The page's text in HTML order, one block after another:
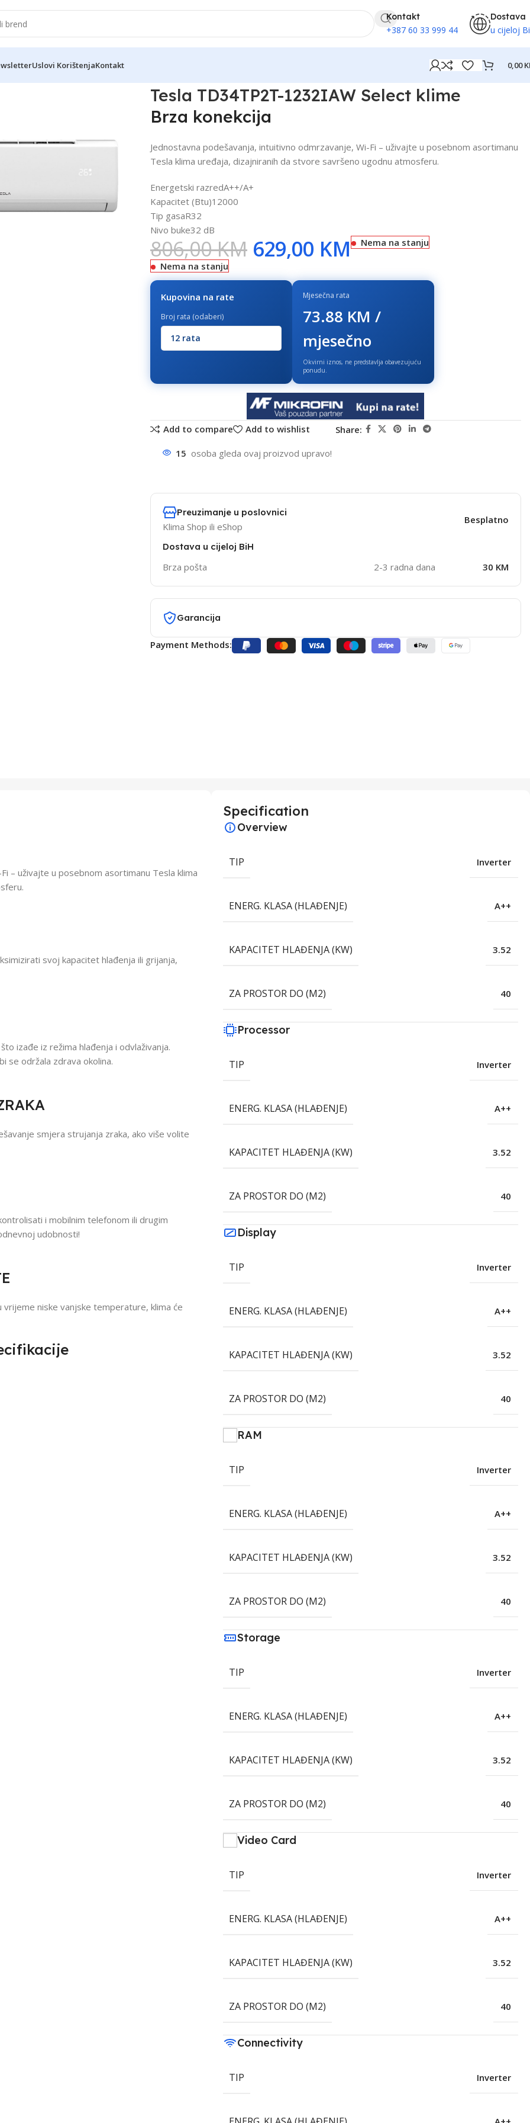
Kontakt
+387 60 33 999 44
Dostava
u cijeloj
Uslovi KorištenjaKontakt 0,00
Tesla TD34TP2T-1232IAW Select klime
Brza konekcija
Jednostavna podešavanja, intuitivno odmrzavanje, Wi-Fi – uživajte u posebnom asortimanu
Tesla klima uređaja, dizajniranih da stvore savršeno ugodnu atmosferu.
Energetski razredA++/A+
Kapacitet (Btu)12000
Tip gasaR32
Nivo buke32 dB
806,00KM 629,00 KM
Nema na stanju
Nema na stanju
Kupovina na rate
Broj rata (odaberi)
Mjesečna rata
73.88 KM /
mjesečno
Okvirni iznos, ne predstavlja obavezujuću
ponudu.
Add to compare Add to wishlist Share:
15 osoba gleda ovaj proizvod upravo!
Preuzimanje u poslovnici
Klima Shop ili eShop
Besplatno
Dostava u cijeloj BiH
Brza pošta 2-3 radna dana 30 KM
Garancija
Payment Methods:
– uživajte u posebnom asortimanu Tesla klima
svoj kapacitet hlađenja ili grijanja,
izađe iz režima hlađenja i odvlaživanja.
se održala zdrava okolina.
smjera strujanja zraka, ako više volite
i mobilnim telefonom ili drugim
udobnosti!
niske vanjske temperature, klima će
Specification
Overview
TIP Inverter
ENERG. KLASA (HLAĐENJE) A++
KAPACITET HLAĐENJA (KW) 3.52
ZA PROSTOR DO (M2) 40
Processor
TIP Inverter
ENERG. KLASA (HLAĐENJE) A++
KAPACITET HLAĐENJA (KW) 3.52
ZA PROSTOR DO (M2) 40
Display
TIP Inverter
ENERG. KLASA (HLAĐENJE) A++
KAPACITET HLAĐENJA (KW) 3.52
ZA PROSTOR DO (M2) 40
RAM
TIP Inverter
ENERG. KLASA (HLAĐENJE) A++
KAPACITET HLAĐENJA (KW) 3.52
ZA PROSTOR DO (M2) 40
Storage
TIP Inverter
ENERG. KLASA (HLAĐENJE) A++
KAPACITET HLAĐENJA (KW) 3.52
ZA PROSTOR DO (M2) 40
Video Card
TIP Inverter
ENERG. KLASA (HLAĐENJE) A++
KAPACITET HLAĐENJA (KW) 3.52
ZA PROSTOR DO (M2) 40
Connectivity
TIP Inverter